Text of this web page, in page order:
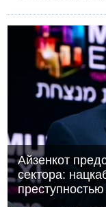
оставшись
Айзенкот
сектора: